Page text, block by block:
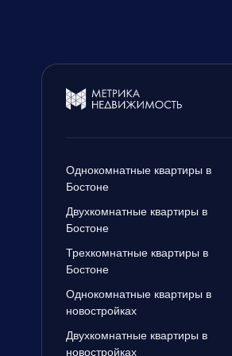
Однокомнатные квартиры в
Бостоне
Двухкомнатные квартиры в
Бостоне
Трехкомнатные квартиры в
Бостоне
Однокомнатные квартиры в
новостройках
Двухкомнатные квартиры в
новостройках